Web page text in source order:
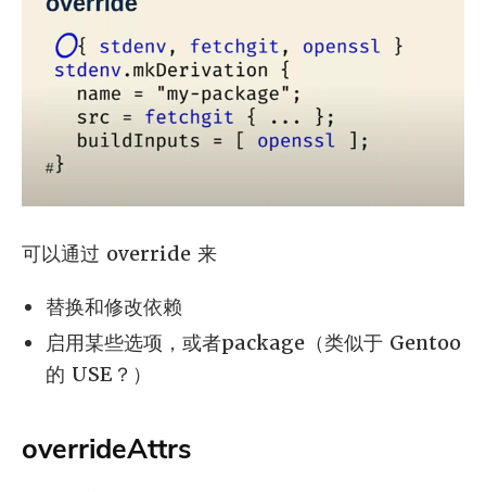
可以通过 override 来
替换和修改依赖
启用某些选项，或者package（类似于 Gentoo
的 USE？）
overrideAttrs